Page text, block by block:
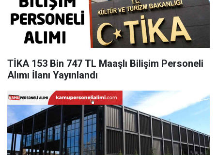
TİKA 153 Bin 747 TL Maaşlı Bilişim Personeli
Alımı İlanı Yayınlandı